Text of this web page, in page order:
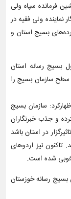
فرمانده سپاه ولی
نماینده ولی فقیه در
بسیج استان و
بسیج رسانه استان
رتبه برتر سطح سازمان بسیج را
سازمان بسیج
و جذب خبرنگاران
در استان باشد
تاکنون نیز اردوهای
خوبی شده است.
رسانه خوزستان